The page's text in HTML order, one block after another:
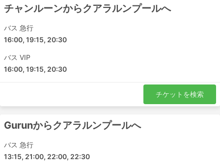
択肢が用意されています。安い標準クラスは、少し遅
く、最高の快適さとは言えませんが、目的地まで運ん
でくれることを優先すれば許容範囲です。長距離路線
では、ほとんどの場合トイレ付き、またはトイレ休憩
に含まれています。
もっと予算がある場合は、特定のVIPバスは飛行機の
ビジネスクラス並みの座席を提供し、広く柔らかいリ
クライニングシート、毛布、少ない乗客数、その他多
くの特典があり、快適な旅ができます。
デメリット
新しい都市間バスターミナルは、都市部での混雑を避
けるために郊外にあるケースが多く、降車後に不便な
チャンルーンからクアラルンプールへ
バス 急行
16:00, 19:15, 20:30
バス VIP
16:00, 19:15, 20:30
チケットを検索
Gurunからクアラルンプールへ
バス 急行
13:15, 21:00, 22:00, 22:30